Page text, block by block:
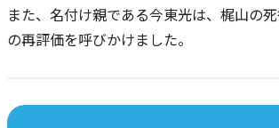
また、名付け親である今東光は、梶山の
の再評価を呼びかけました。